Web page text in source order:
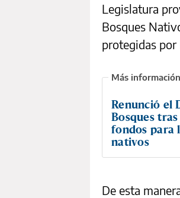
Legislatura
Bosques
protegidas por
Renunció el
Bosques
fondos para
nativos
De esta